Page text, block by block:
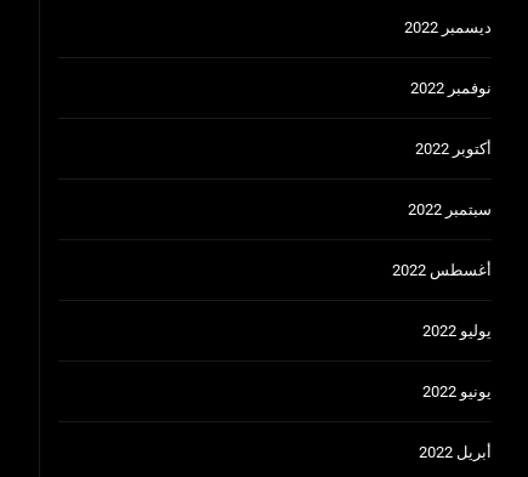
ديسمبر 2022
نوفمبر 2022
أكتوبر 2022
سبتمبر 2022
أغسطس 2022
يوليو 2022
يونيو 2022
أبريل 2022